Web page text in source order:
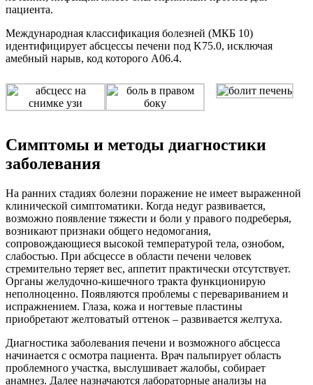
пациента.
Международная классификация болезней (МКБ 10)
идентифицирует абсцессы печени под K75.0, исключая
амебный нарыв, код которого A06.4.
Симптомы и методы диагностики
заболевания
На ранних стадиях болезни поражение не имеет выраженной
клинической симптоматики. Когда недуг развивается,
возможно появление тяжести и боли у правого подреберья,
возникают признаки общего недомогания,
сопровождающиеся высокой температурой тела, ознобом,
слабостью. При абсцессе в области печени человек
стремительно теряет вес, аппетит практически отсутствует.
Органы желудочно-кишечного тракта функционирую
неполноценно. Появляются проблемы с перевариванием и
испражнением. Глаза, кожа и ногтевые пластины
приобретают желтоватый оттенок – развивается желтуха.
Диагностика заболевания печени и возможного абсцесса
начинается с осмотра пациента. Врач пальпирует область
проблемного участка, выслушивает жалобы, собирает
анамнез. Далее назначаются лабораторные анализы на